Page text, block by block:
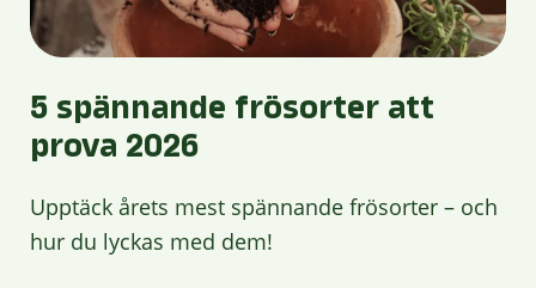
5 spännande frösorter att
prova 2026
Upptäck årets mest spännande frösorter – och
hur du lyckas med dem!